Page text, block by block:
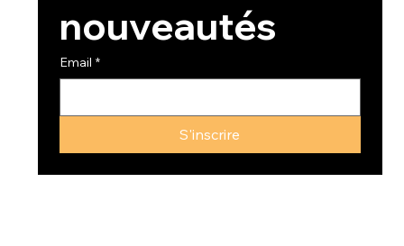
nouveautés
Email *
S'inscrire